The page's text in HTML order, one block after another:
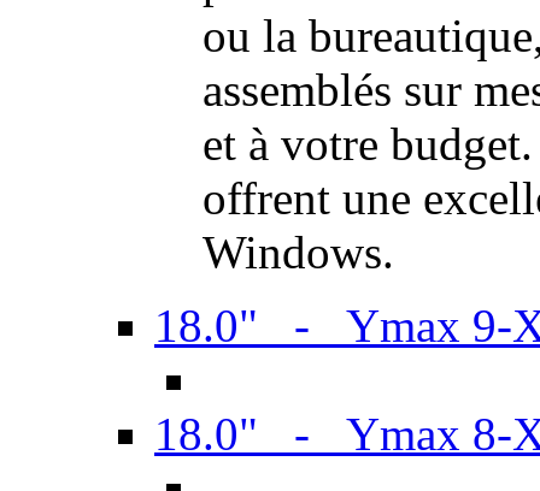
ou la
assemblés sur
et à votre
offrent une
Windows.
18.0" - Ymax 9-
18.0" - Ymax 8-